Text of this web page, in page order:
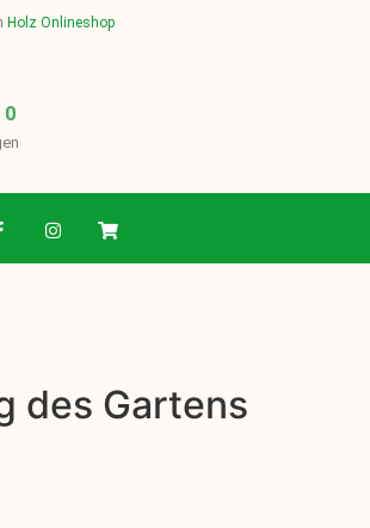
Holz Onlineshop
0
des Gartens